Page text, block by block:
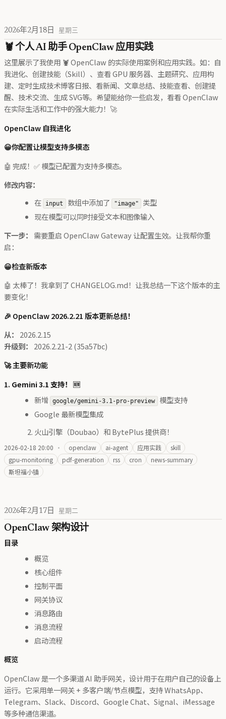
2026年2月18日 星期三
🦞 个人 AI 助手 OpenClaw 应用实践
这里展示了我使用 🦞 OpenClaw 的实际使用案例和应用实践。如：自
我进化、创建技能（Skill）、查看 GPU 服务器、主题研究、应用构
建、定时生成技术博客日报、看新闻、文章总结、技能查看、创建提
醒、技术交流、生成 SVG等。希望能给你一些启发，看看 OpenClaw
在实际生活和工作中的强大能力！🚀
OpenClaw 自我进化
😀你配置让模型支持多模态
🤖 完成！✅ 模型已配置为支持多模态。
修改内容：
在
input 数组中添加了 "image"
类型
现在模型可以同时接受文本和图像输入
下一步：
需要重启 OpenClaw Gateway 让配置生效。让我帮你重
启：
😀检查新版本
🤖 太棒了！我拿到了 CHANGELOG.md！让我总结一下这个版本的主
要变化！
🎉 OpenClaw 2026.2.21 版本更新总结！
从：
2026.2.15
升级到：
2026.2.21-2 (35a57bc)
🚀 主要新功能
1. Gemini 3.1 支持！ 🆕
新增
google/gemini-3.1-pro-preview 模型支持
Google 最新模型集成
火山引擎（Doubao）和 BytePlus 提供商！
2026-02-18 20:00 · openclaw ai-agent 应用实践
skill
gpu-monitoring
pdf-generation rss cron
news-summary
斯坦福小镇
2026年2月17日 星期二
OpenClaw 架构设计
目录
概览
核心组件
控制平面
网关协议
消息路由
消息流程
启动流程
概览
OpenClaw 是一个多渠道 AI 助手网关，设计用于在用户自己的设备上
运行。它采用单一网关 + 多客户端/节点模型，支持 WhatsApp、
Telegram、Slack、Discord、Google Chat、Signal、iMessage
等多种通信渠道。